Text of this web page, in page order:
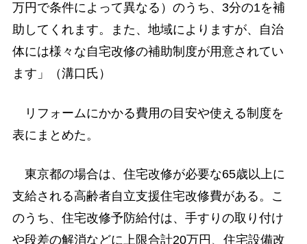
万円で条件によって異なる）のうち、3分の1を補
助してくれます。また、地域によりますが、自治
体には様々な自宅改修の補助制度が用意されてい
ます」（溝口氏）
リフォームにかかる費用の目安や使える制度を
表にまとめた。
東京都の場合は、住宅改修が必要な65歳以上に
支給される高齢者自立支援住宅改修費がある。こ
のうち、住宅改修予防給付は、手すりの取り付け
や段差の解消などに上限合計20万円、住宅設備改